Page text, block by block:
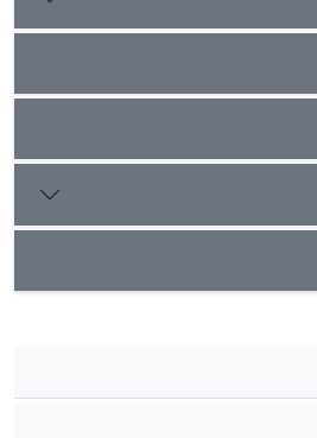
بهتر از مدل‏های دیگر برآورد
حساس نبودن به وجود تعداد
آماری است که همین امر باعث
در مقایسه با مدل آماری شده
درصد داده‌های آموزش نسبت به
جواب مناسبتری می‌دهد.